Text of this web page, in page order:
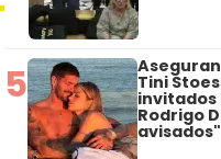
5 Tini
invitados
Rodrigo
avisados"